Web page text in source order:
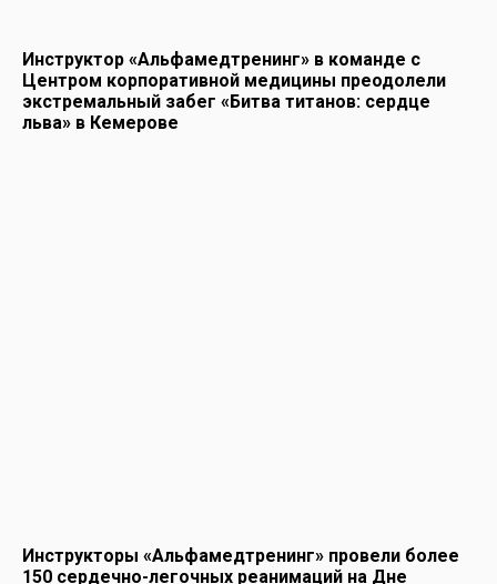
Инструктор «Альфамедтренинг» в команде с
Центром корпоративной медицины преодолели
экстремальный забег «Битва титанов: сердце
льва» в Кемерове
Инструкторы «Альфамедтренинг» провели более
150 сердечно-легочных реанимаций на Дне